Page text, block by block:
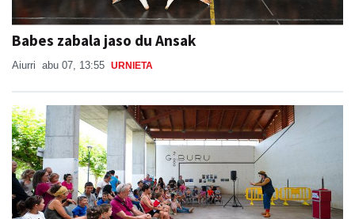
Babes zabala jaso du Ansak
Aiurri abu 07, 13:55 URNIETA